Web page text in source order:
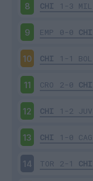
8 CHI 1-3 MIL
9 EMP 0-0 CHI
10 CHI 1-1 BOL
11 CRO 2-0 CHI
12 CHI 1-2 JUV
13 CHI 1-0 CAG
14 TOR 2-1 CHI